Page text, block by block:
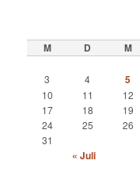
M D M
3
4 5
10
11 12
17
18 19
24
25 26
31
« Juli